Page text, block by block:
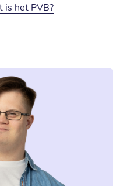
is het PVB?